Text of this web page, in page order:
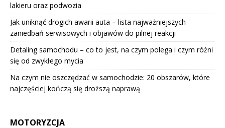
lakieru oraz podwozia
Jak uniknąć drogich awarii auta – lista najważniejszych
zaniedbań serwisowych i objawów do pilnej reakcji
Detaling samochodu – co to jest, na czym polega i czym różni
się od zwykłego mycia
Na czym nie oszczędzać w samochodzie: 20 obszarów, które
najczęściej kończą się droższą naprawą
MOTORYZCJA